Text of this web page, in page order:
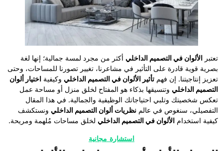
تعتبر الألوان في التصميم الداخلي أكثر من مجرد لمسة جمالية؛ إنها لغة
بصرية قوية قادرة على التأثير في مشاعرنا، تغيير تصورنا للمساحات، وحتى
تعزيز إنتاجيتنا. إن فهم تأثير الألوان في التصميم الداخلي وكيفية اختيار ألوان
التصميم الداخلي وتنسيقها بذكاء هو المفتاح لخلق منزل أو مساحة عمل
تعكس شخصيتك وتلبي احتياجاتك الوظيفية والجمالية. في هذا المقال
التفصيلي، سنغوص في عالم نظريات ألوان التصميم الداخلي ونستكشف
كيفية استخدام الألوان في التصميم الداخلي لخلق مساحات مُلهمة ومريحة.
استشارة مجانية